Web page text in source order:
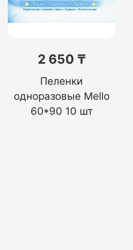
2 650 ₸
Пеленки
одноразовые Mello
60*90 10 шт